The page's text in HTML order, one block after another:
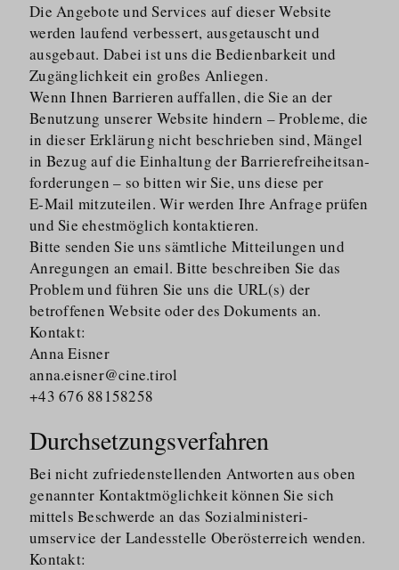
Die Angebote und Services auf dieser Website
werden laufend verbessert, ausgetauscht und
ausgebaut. Dabei ist uns die Bedienbarkeit und
Zugänglichkeit ein großes Anliegen.
Wenn Ihnen Barrieren auffallen, die Sie an der
Benutzung unserer Website hindern – Probleme, die
in dieser Erklärung nicht beschrieben sind, Mängel
in Bezug auf die Einhaltung der Barriere­frei­heits­an­
for­derungen – so bitten wir Sie, uns diese per
E‑Mail mitzuteilen. Wir werden Ihre Anfrage prüfen
und Sie ehestmöglich kontaktieren.
Bitte senden Sie uns sämtliche Mitteilungen und
Anregungen an email. Bitte beschreiben Sie das
Problem und führen Sie uns die URL(s) der
betroffenen Website oder des Dokuments an.
Kontakt:
Anna Eisner
anna.eisner@cine.tirol
+43 676 88158258
Durchsetzungsverfahren
Bei nicht zufrieden­stellenden Antworten aus oben
genannter Kontaktmög­lichkeit können Sie sich
mittels Beschwerde an das Sozialmi­nis­te­ri­
umservice der Landesstelle Oberösterreich wenden.
Kontakt: